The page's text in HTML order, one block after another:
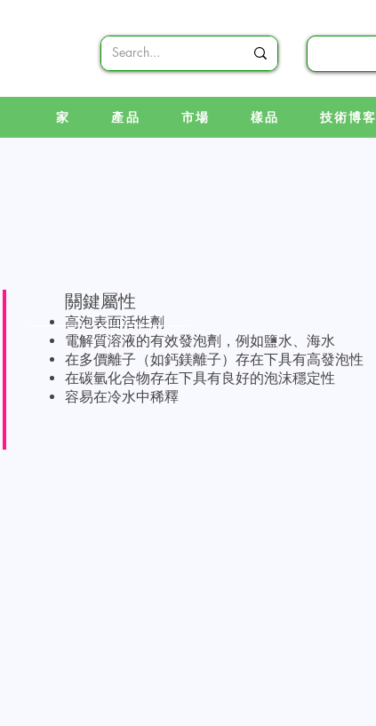
家 產品 市場 樣品 技術博客
關鍵屬性
高泡表面活性劑
電解質溶液的有效發泡劑，例如鹽水、海水
在多價離子（如鈣鎂離子）存在下具有高發泡性
在碳氫化合物存在下具有良好的泡沫穩定性
容易在冷水中稀釋